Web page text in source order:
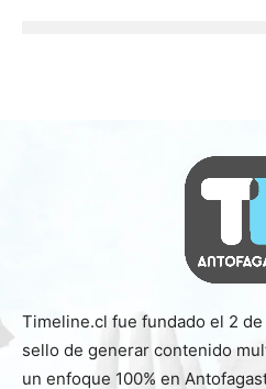
Timeline.cl fue fundado el 2
sello de generar contenido
un enfoque 100% en